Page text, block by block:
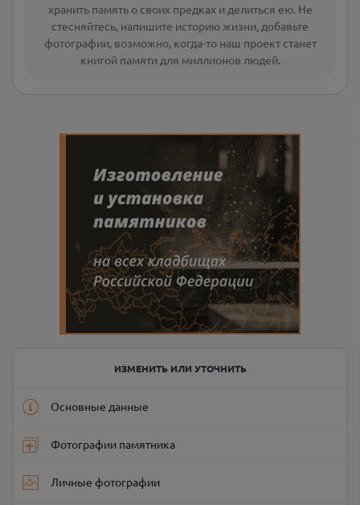
хранить память о своих предках и делиться ею. Не
стесняйтесь, напишите историю жизни, добавьте
фотографии, возможно, когда-то наш проект станет
книгой памяти для миллионов людей.
ИЗМЕНИТЬ ИЛИ УТОЧНИТЬ
Основные данные
Фотографии памятника
Личные фотографии